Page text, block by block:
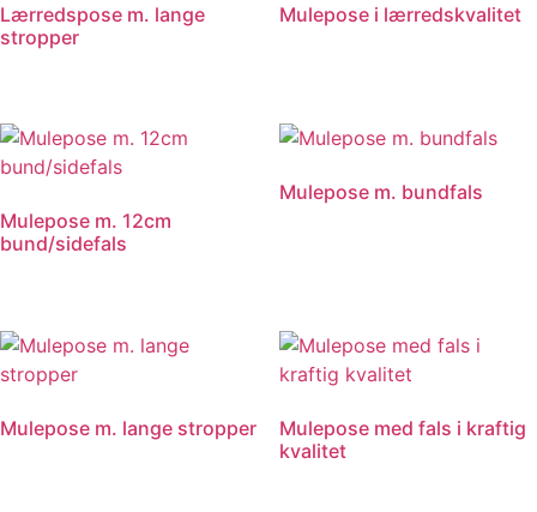
Lærredspose m. lange
stropper
Mulepose i lærredskvalitet
Mulepose m. 12cm
bund/sidefals
Mulepose m. bundfals
Mulepose m. lange stropper
Mulepose med fals i kraftig
kvalitet